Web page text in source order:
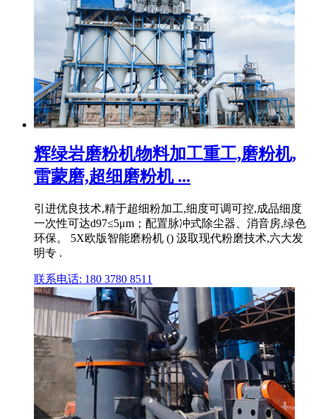
辉绿岩磨粉机物料加工重工,磨粉机,
雷蒙磨,超细磨粉机 ...
引进优良技术,精于超细粉加工,细度可调可控,成品细度
一次性可达d97≤5μm；配置脉冲式除尘器、消音房,绿色
环保。 5X欧版智能磨粉机 () 汲取现代粉磨技术,六大发
明专 .
联系电话: 180 3780 8511